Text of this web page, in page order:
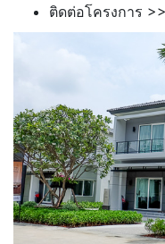
ติดต่อโครงการ